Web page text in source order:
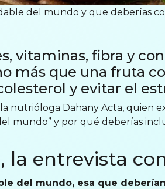
del mundo y que deberías
vitaminas, fibra y
más que una fruta
y evitar el
nutrióloga Dahany Acta, quien
mundo” y por qué deberías
la entrevista
del mundo, esa que